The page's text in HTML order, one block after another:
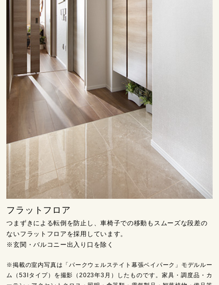
フラットフロア
つまずきによる転倒を防止し、車椅子での移動もスムーズな段差の
ないフラットフロアを採用しています。
※玄関・バルコニー出入り口を除く
※掲載の室内写真は「パークウェルステイト幕張ベイパーク」モデルルー
ム（53Iタイプ）を撮影（2023年3月）したものです。家具・調度品・カ